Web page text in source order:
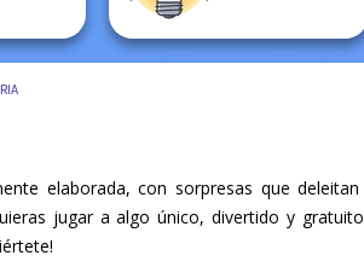
elaborada, con sorpresas que
jugar a algo único, divertido y